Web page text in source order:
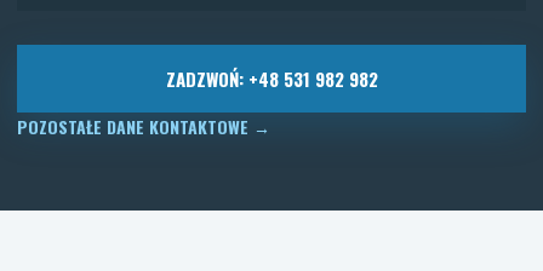
ZADZWOŃ: +48 531 982 982
POZOSTAŁE DANE KONTAKTOWE →